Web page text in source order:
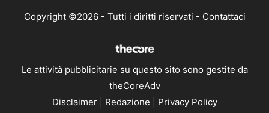
Copyright ©2026 - Tutti i diritti riservati - Contattaci
Le attività pubblicitarie su questo sito sono gestite da
theCoreAdv
Disclaimer| Redazione Privacy Policy